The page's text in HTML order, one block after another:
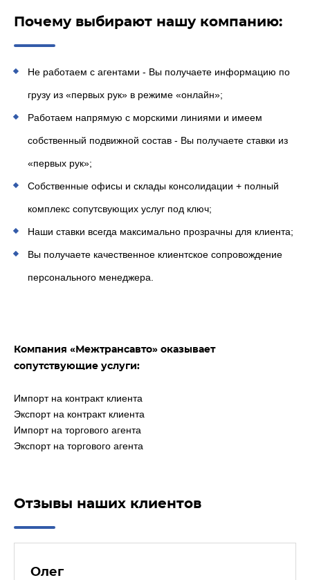
Почему выбирают нашу компанию:
Не работаем с агентами - Вы получаете информацию по
грузу из «первых рук» в режиме «онлайн»;
Работаем напрямую с морскими линиями и имеем
собственный подвижной состав - Вы получаете ставки из
«первых рук»;
Собственные офисы и склады консолидации + полный
комплекс сопутсвующих услуг под ключ;
Наши ставки всегда максимально прозрачны для клиента;
Вы получаете качественное клиентское сопровождение
персонального менеджера.
Компания «Межтрансавто» оказывает
сопутствующие услуги:
Импорт на контракт клиента
Экспорт на контракт клиента
Импорт на торгового агента
Экспорт на торгового агента
Отзывы наших клиентов
Олег